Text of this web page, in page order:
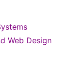
Web Design